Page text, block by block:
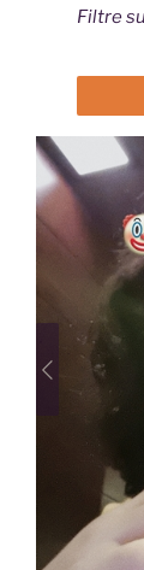
Filtre
Previous